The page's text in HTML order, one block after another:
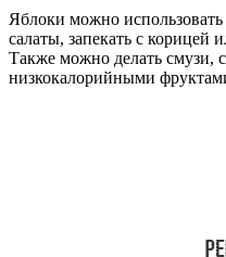
Яблоки можно
салаты, запекать с корицей
Также можно делать смузи,
низкокалорийными